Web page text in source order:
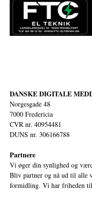
DANSKE DIGITALE
Norgesgade 48
7000 Fredericia
CVR nr. 40954481
DUNS nr. 306166788
Partnere
Vi øger din synlighed og
Bliv partner og nå ud til alle
formidling. Vi har friheden